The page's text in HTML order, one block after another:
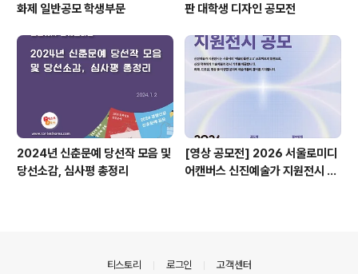
화제 일반공모 학생부문
판 대학생 디자인 공모전
2024년 신춘문예 당선작 모음 및
당선소감, 심사평 총정리
[영상 공모전] 2026 서울로미디
어캔버스 신진예술가 지원전시 공
티스토리 로그인 고객센터